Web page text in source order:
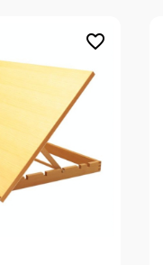
favorite_border